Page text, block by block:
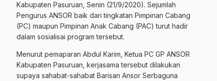
Kabupaten Pasuruan, Senin (21/9/2020). Sejumlah
Pengurus ANSOR baik dari tingkatan Pimpinan Cabang
(PC) maupun Pimpinan Anak Cabang (PAC) turut hadir
dalam sosialisai program tersebut.
Menurut pemaparan Abdul Karim, Ketua PC GP ANSOR
Kabupaten Pasuruan, kerjasama tersebut dilakukan
supaya sahabat-sahabat Barisan Ansor Serbaguna